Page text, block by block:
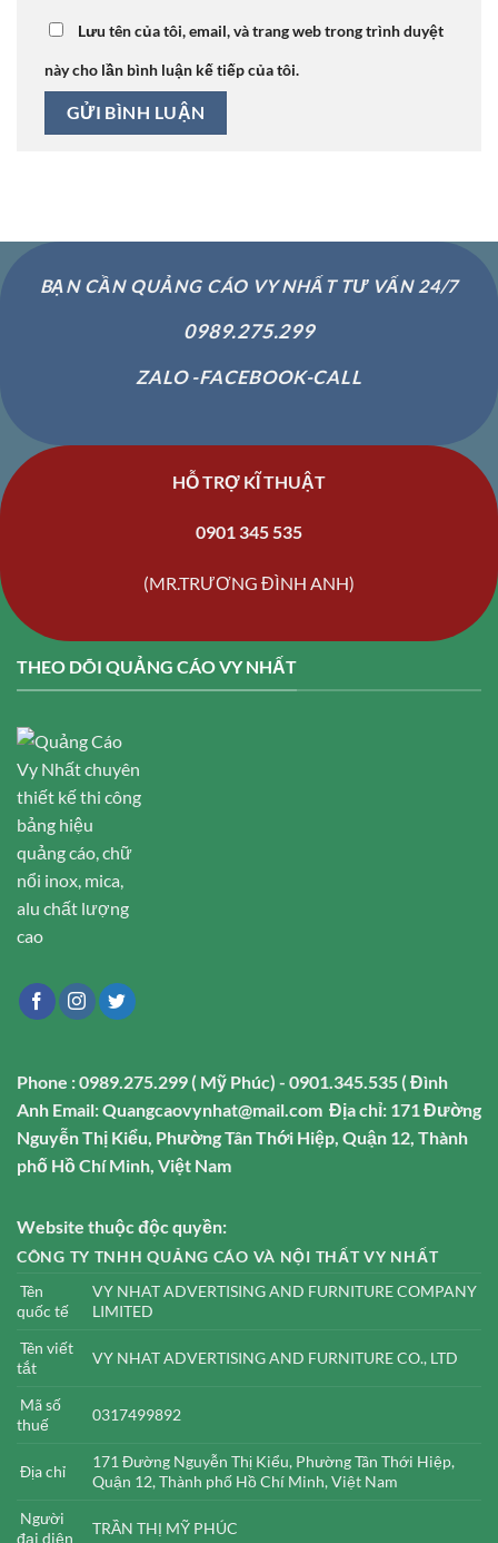
Lưu tên của tôi, email, và trang web trong trình duyệt
này cho lần bình luận kế tiếp của tôi.
BẠN CẦN QUẢNG CÁO VY NHẤT TƯ VẤN 24/7
0989.275.299
ZALO -FACEBOOK-CALL
HỖ TRỢ KĨ THUẬT
0901 345 535
(MR.TRƯƠNG ĐÌNH ANH)
THEO DÕI QUẢNG CÁO VY NHẤT
Phone : 0989.275.299 ( Mỹ Phúc) - 0901.345.535 ( Đình
Anh Email: Quangcaovynhat@mail.com Địa chỉ: 171 Đường
Nguyễn Thị Kiểu, Phường Tân Thới Hiệp, Quận 12, Thành
phố Hồ Chí Minh, Việt Nam
Website thuộc độc quyền:
CÔNG TY TNHH QUẢNG CÁO VÀ NỘI THẤT VY NHẤT
Tên
quốc tế
VY NHAT ADVERTISING AND FURNITURE COMPANY
LIMITED
Tên viết
tắt
VY NHAT ADVERTISING AND FURNITURE CO., LTD
Mã số
thuế
0317499892
Địa chỉ
171 Đường Nguyễn Thị Kiểu, Phường Tân Thới Hiệp,
Quận 12, Thành phố Hồ Chí Minh, Việt Nam
Người
đại diện
TRẦN THỊ MỸ PHÚC